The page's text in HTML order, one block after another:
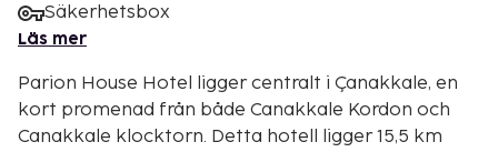
Säkerhetsbox
Läs mer
Parion House Hotel ligger centralt i Çanakkale, en
kort promenad från både Canakkale Kordon och
Canakkale klocktorn. Detta hotell ligger 15,5 km